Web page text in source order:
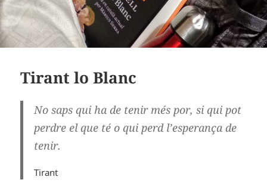
Tirant lo Blanc
No saps qui ha de tenir més por, si qui pot
perdre el que té o qui perd l’esperança de
tenir.
Tirant